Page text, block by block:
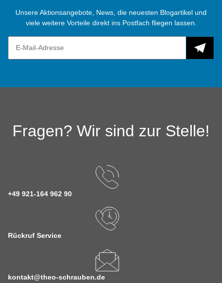
Unsere Aktionsangebote, News, die neuesten Blogartikel und
viele weitere Vorteile direkt ins Postfach fliegen lassen.
Fragen? Wir sind zur Stelle!
+49 921-164 962 90
Rückruf Service
kontakt@theo-schrauben.de